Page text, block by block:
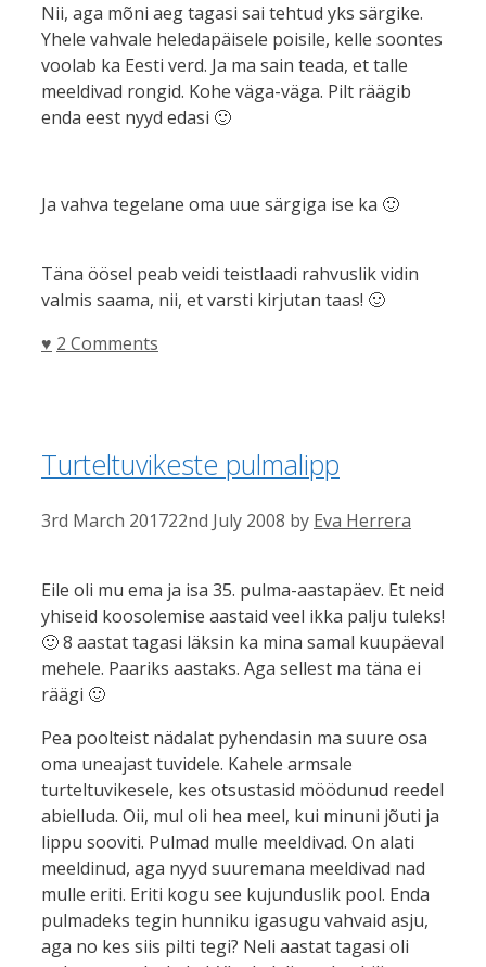
Nii, aga mõni aeg tagasi sai tehtud yks särgike.
Yhele vahvale heledapäisele poisile, kelle soontes
voolab ka Eesti verd. Ja ma sain teada, et talle
meeldivad rongid. Kohe väga-väga. Pilt räägib
enda eest nyyd edasi 🙂
Ja vahva tegelane oma uue särgiga ise ka 🙂
Täna öösel peab veidi teistlaadi rahvuslik vidin
valmis saama, nii, et varsti kirjutan taas! 🙂
Categories
♥ 2 Comments
Turteltuvikeste pulmalipp
3rd March 201722nd July 2008 by Eva Herrera
Eile oli mu ema ja isa 35. pulma-aastapäev. Et neid
yhiseid koosolemise aastaid veel ikka palju tuleks!
🙂 8 aastat tagasi läksin ka mina samal kuupäeval
mehele. Paariks aastaks. Aga sellest ma täna ei
räägi 🙂
Pea poolteist nädalat pyhendasin ma suure osa
oma uneajast tuvidele. Kahele armsale
turteltuvikesele, kes otsustasid möödunud reedel
abielluda. Oii, mul oli hea meel, kui minuni jõuti ja
lippu sooviti. Pulmad mulle meeldivad. On alati
meeldinud, aga nyyd suuremana meeldivad nad
mulle eriti. Eriti kogu see kujunduslik pool. Enda
pulmadeks tegin hunniku igasugu vahvaid asju,
aga no kes siis pilti tegi? Neli aastat tagasi oli